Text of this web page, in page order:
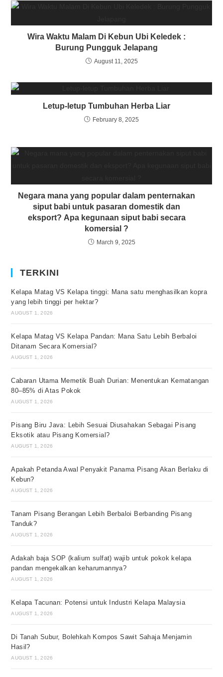
Wira Waktu Malam Di Kebun Ubi Keledek :
Burung Pungguk Jelapang
August 11, 2025
Letup-letup Tumbuhan Herba Liar
February 8, 2025
Negara mana yang popular dalam penternakan
siput babi untuk pasaran domestik dan
eksport? Apa kegunaan siput babi secara
komersial ?
March 9, 2025
TERKINI
Kelapa Matag VS Kelapa tinggi: Mana satu menghasilkan kopra
yang lebih tinggi per hektar?
AUGUST 1, 2026
Kelapa Matag VS Kelapa Pandan: Mana Satu Lebih Berbaloi
Ditanam Secara Komersial?
AUGUST 1, 2026
Cabaran Utama Memetik Buah Durian: Menentukan Kematangan
80–85% di Atas Pokok
AUGUST 1, 2026
Pisang Biru Java: Lebih Sesuai Diusahakan Sebagai Pisang
Eksotik atau Pisang Komersial?
AUGUST 1, 2026
Apakah Petanda Awal Penyakit Panama Pisang Akan Berlaku di
Kebun?
AUGUST 1, 2026
Tanam Pisang Berangan Lebih Berbaloi Berbanding Pisang
Tanduk?
AUGUST 1, 2026
Adakah baja SOP (kalium sulfat) wajib untuk pokok kelapa
pandan mengekalkan keharumannya?
AUGUST 1, 2026
Kelapa Tacunan: Potensi untuk Industri Kelapa Malaysia
AUGUST 1, 2026
Di Tanah Subur, Bolehkah Kompos Sawit Sahaja Menjamin
Hasil?
AUGUST 1, 2026